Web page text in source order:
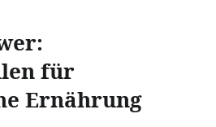
für
Ernährung